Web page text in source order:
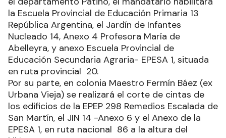
la Escuela Provincial de Educación Primaria 13
República Argentina, el Jardín de Infantes
Nucleado 14, Anexo 4 Profesora María de
Abelleyra, y anexo Escuela Provincial de
Educación Secundaria Agraria- EPESA 1, situada
en ruta provincial 20.
Por su parte, en colonia Maestro Fermín Báez (ex
Urbana Vieja) se realizará el corte de cintas de
los edificios de la EPEP 298 Remedios Escalada de
San Martín, el JIN 14 -Anexo 6 y el Anexo de la
EPESA 1, en ruta nacional 86 a la altura del